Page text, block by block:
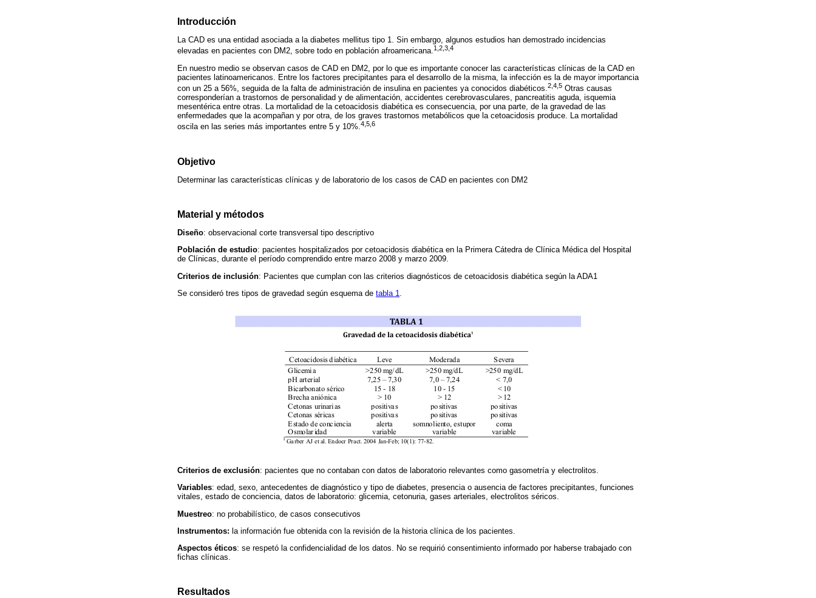
Introducción
La CAD es una entidad asociada a la diabetes mellitus tipo 1. Sin embargo, algunos estudios han demostrado incidencias
elevadas en pacientes con DM2, sobre todo en población afroamericana.1,2,3,4
En nuestro medio se observan casos de CAD en DM2, por lo que es importante conocer las características clínicas de la CAD en
pacientes latinoamericanos. Entre los factores precipitantes para el desarrollo de la misma, la infección es la de mayor importancia
con un 25 a 56%, seguida de la falta de administración de insulina en pacientes ya conocidos diabéticos. 2,4,5 Otras causas
corresponderían a trastornos de personalidad y de alimentación, accidentes cerebrovasculares, pancreatitis aguda, isquemia
mesentérica entre otras. La mortalidad de la cetoacidosis diabética es consecuencia, por una parte, de la gravedad de las
enfermedades que la acompañan y por otra, de los graves trastornos metabólicos que la cetoacidosis produce. La mortalidad
oscila en las series más importantes entre 5 y 10%.4,5,6
Objetivo
Determinar las características clínicas y de laboratorio de los casos de CAD en pacientes con DM2
Material y métodos
Diseño: observacional corte transversal tipo descriptivo
Población de estudio: pacientes hospitalizados por cetoacidosis diabética en la Primera Cátedra de Clínica Médica del Hospital
de Clínicas, durante el período comprendido entre marzo 2008 y marzo 2009.
Criterios de inclusión: Pacientes que cumplan con las criterios diagnósticos de cetoacidosis diabética según la ADA1
Se consideró tres tipos de gravedad según esquema de tabla 1
Criterios de exclusión: pacientes que no contaban con datos de laboratorio relevantes como gasometría y electrolitos.
Variables: edad, sexo, antecedentes de diagnóstico y tipo de diabetes, presencia o ausencia de factores precipitantes, funciones
vitales, estado de conciencia, datos de laboratorio: glicemia, cetonuria, gases arteriales, electrolitos séricos.
Muestreo: no probabilístico, de casos consecutivos
Instrumentos: la información fue obtenida con la revisión de la historia clínica de los pacientes.
Aspectos éticos: se respetó la confidencialidad de los datos. No se requirió consentimiento informado por haberse trabajado con
fichas clínicas.
Resultados